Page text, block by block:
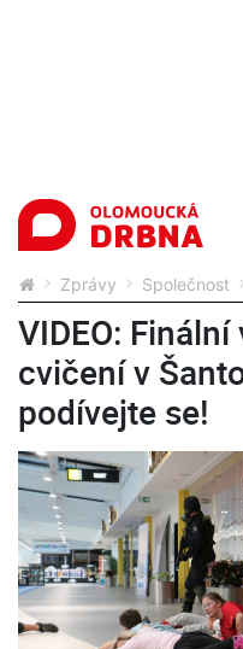
Zprávy Společnost
VIDEO:
cvičení v
podívejte se!